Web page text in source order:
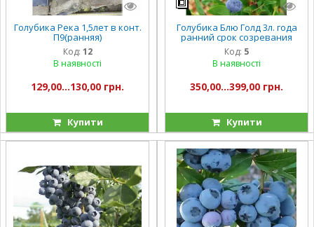
Голубика Река 1,5лет в конт.
П9(ранняя)
Код: 12
В наявності
129,00...130,00 грн.
Купити
Голубика Блю Голд 3л. года
ранний срок созревания
Код: 5
В наявності
350,00...399,00 грн.
Купити